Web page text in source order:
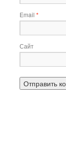
Email *
Сайт